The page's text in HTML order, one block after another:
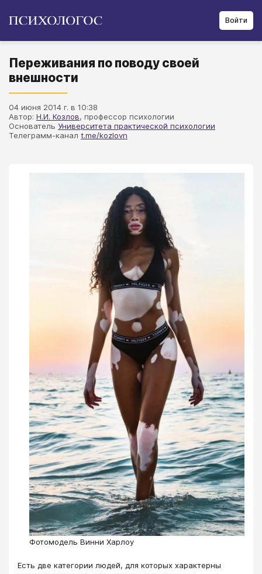
Войти
Переживания по поводу своей
внешности
04 июня 2014 г. в 10:38
Автор: Н.И. Козлов, профессор психологии
Основатель Университета практической психологии
Телеграмм-канал t.me/kozlovn
Фотомодель Винни Харлоу
Есть две категории людей, для которых характерны